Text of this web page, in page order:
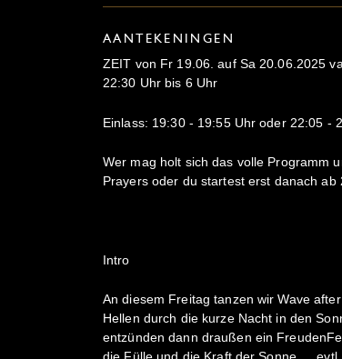
AANTEKENINGEN
ZEIT von Fr 19.06. auf Sa 20.06.2025
22:30 Uhr bis 6 Uhr
Einlass: 19:30 - 19:55 Uhr oder 22:05 -
Wer mag holt sich das volle Programm
Prayers oder du startest erst danach ab
Intro
An diesem Freitag tanzen wir Wave
Hellen durch die kurze Nacht in den
entzünden dann draußen ein